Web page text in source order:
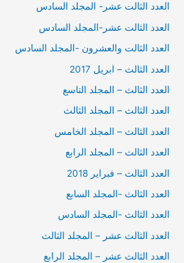
العدد الثالت عشر- المجلد السادس
العدد الثالت عشر-المجلد السادس
العدد الثالت والعشرون -المجلد السادس
العدد الثالث – ابريل 2017
العدد الثالث – المجلد التاسع
العدد الثالث – المجلد الثالث
العدد الثالث – المجلد الخامس
العدد الثالث – المجلد الرابع
العدد الثالث – فبراير 2018
العدد الثالث -المجلد السابع
العدد الثالث -المجلد السادس
العدد الثالث عشر – المجلد الثالث
العدد الثالث عشر – المجلد الرابع